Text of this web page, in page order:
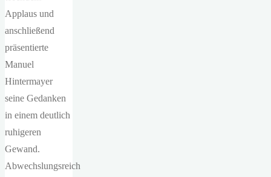
Applaus und
anschließend
präsentierte
Manuel
Hintermayer
seine Gedanken
in einem deutlich
ruhigeren
Gewand.
Abwechslungsreich